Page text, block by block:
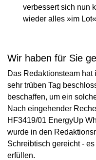
verbessert sich nun
wieder alles »im
Wir haben für Sie
Das Redaktionsteam
sehr trüben Tag
beschaffen, um ein
Nach eingehender
HF3419/01 EnergyUp
wurde in den
Schreibtisch gereicht -
erfüllen.